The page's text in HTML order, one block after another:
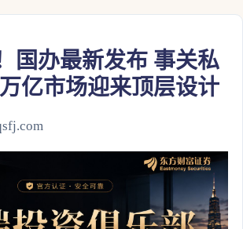
国办最新发布 事关私
亿市场迎来顶层设计